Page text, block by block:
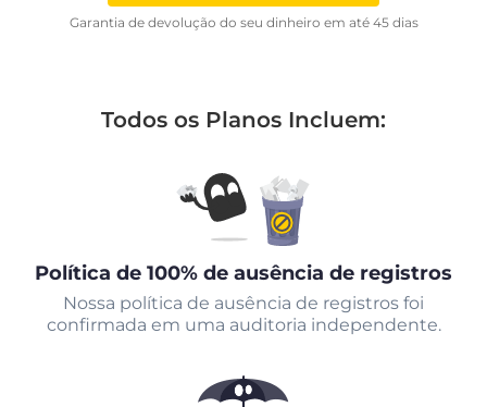
Garantia de devolução do seu dinheiro em até 45 dias
Todos os Planos Incluem:
Política de 100% de ausência de registros
Nossa política de ausência de registros foi
confirmada em uma auditoria independente.